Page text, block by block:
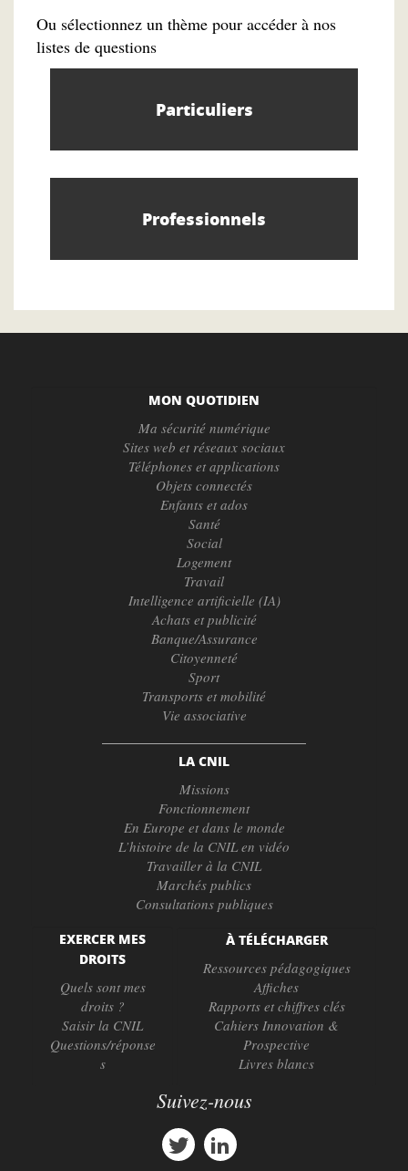
Ou sélectionnez un thème pour accéder à nos
listes de questions
Particuliers
Professionnels
MON QUOTIDIEN
Ma sécurité numérique
Sites web et réseaux sociaux
Téléphones et applications
Objets connectés
Enfants et ados
Santé
Social
Logement
Travail
Intelligence artificielle (IA)
Achats et publicité
Banque/Assurance
Citoyenneté
Sport
Transports et mobilité
Vie associative
LA CNIL
Missions
Fonctionnement
En Europe et dans le monde
L’histoire de la CNIL en vidéo
Travailler à la CNIL
Marchés publics
Consultations publiques
EXERCER MES
DROITS
Quels sont mes
droits ?
Saisir la CNIL
Questions/réponse
s
À TÉLÉCHARGER
Ressources pédagogiques
Affiches
Rapports et chiffres clés
Cahiers Innovation &
Prospective
Livres blancs
Suivez-nous